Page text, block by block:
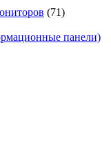
(71)
панели)